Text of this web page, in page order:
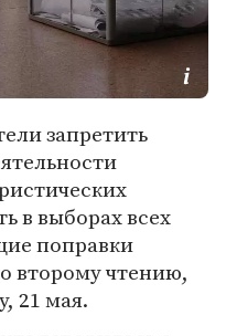
запретить
в выборах всех
поправки
второму чтению,
21 мая.